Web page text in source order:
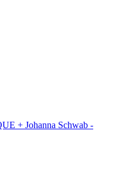
+ Johanna Schwab -